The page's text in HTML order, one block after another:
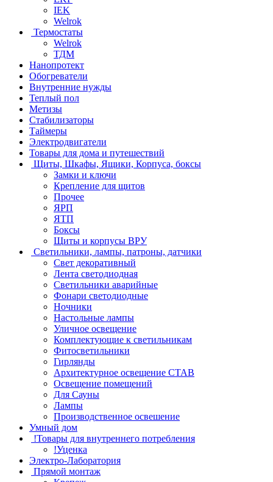
IEK
Welrok
Термостаты
Welrok
ТДМ
Нанопротект
Обогреватели
Внутренние нужды
Теплый пол
Метизы
Стабилизаторы
Таймеры
Электродвигатели
Товары для дома и путешествий
Щиты, Шкафы, Ящики, Корпуса, боксы
Замки и ключи
Крепление для щитов
Прочее
ЯРП
ЯТП
Боксы
Щиты и корпусы ВРУ
Светильники, лампы, патроны, датчики
Свет декоративный
Лента светодиодная
Светильники аварийные
Фонари светодиодные
Ночники
Настольные лампы
Уличное освещение
Комплектующие к светильникам
Фитосветильники
Гирлянды
Архитектурное освещение СТАВ
Освещение помещений
Для Сауны
Лампы
Производственное освешение
Умный дом
!Товары для внутреннего потребления
!Уценка
Электро-Лаборатория
Прямой монтаж